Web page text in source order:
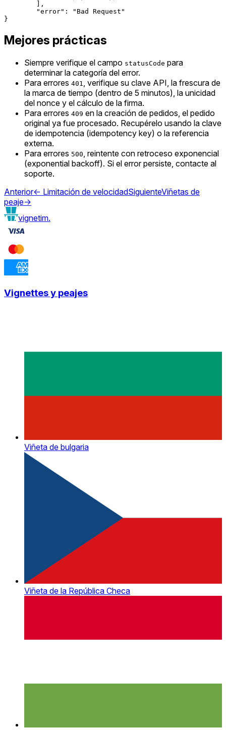
Mejores prácticas
Siempre verifique el campo statusCode para
determinar la categoría del error.
Para errores 401, verifique su clave API, la frescura de
la marca de tiempo (dentro de 5 minutos), la unicidad
del nonce y el cálculo de la firma.
Para errores 409 en la creación de pedidos, el pedido
original ya fue procesado. Recupérelo usando la clave
de idempotencia (idempotency key) o la referencia
externa.
Para errores 500, reintente con retroceso exponencial
(exponential backoff). Si el error persiste, contacte al
soporte.
Anterior← Limitación de velocidadSiguienteViñetas de
peaje→
vignetim.
Vignettes y peajes
Viñeta de bulgaria
Viñeta de la República Checa